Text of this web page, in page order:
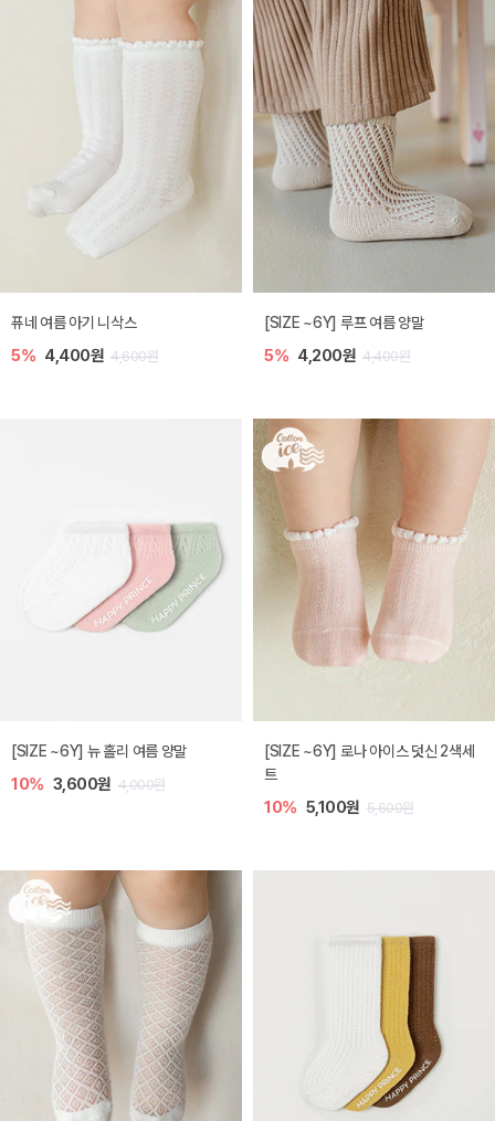
퓨네 여름 아기 니삭스
5% 4,400원 4,600원
[SIZE ~6Y] 루프 여름 양말
5% 4,200원 4,400원
[SIZE ~6Y] 뉴 홀리 여름 양말
10% 3,600원 4,000원
[SIZE ~6Y] 로나 아이스 덧신 2색세
트
10% 5,100원 5,600원